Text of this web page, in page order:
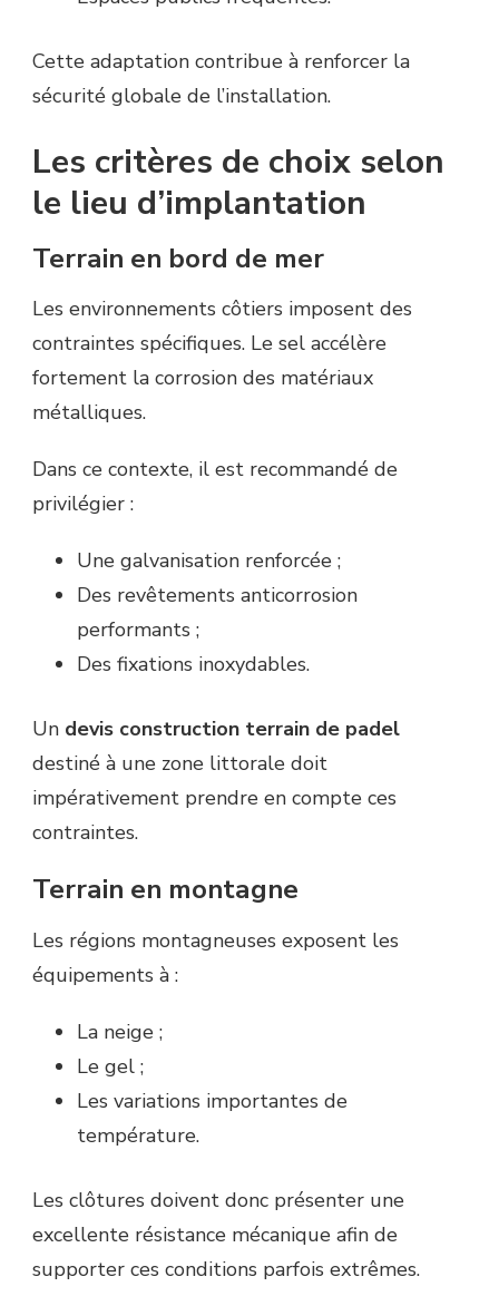
Cette adaptation contribue à renforcer la
sécurité globale de l’installation.
Les critères de choix selon
le lieu d’implantation
Terrain en bord de mer
Les environnements côtiers imposent des
contraintes spécifiques. Le sel accélère
fortement la corrosion des matériaux
métalliques.
Dans ce contexte, il est recommandé de
privilégier :
Une galvanisation renforcée ;
Des revêtements anticorrosion
performants ;
Des fixations inoxydables.
Un devis construction terrain de padel
destiné à une zone littorale doit
impérativement prendre en compte ces
contraintes.
Terrain en montagne
Les régions montagneuses exposent les
équipements à :
La neige ;
Le gel ;
Les variations importantes de
température.
Les clôtures doivent donc présenter une
excellente résistance mécanique afin de
supporter ces conditions parfois extrêmes.